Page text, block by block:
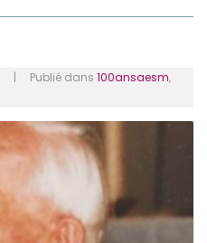
| Publié dans 100ansaesm,